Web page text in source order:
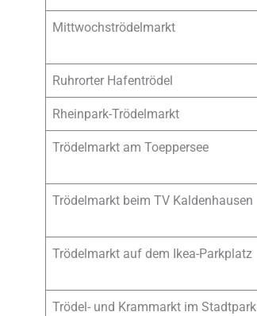
Mittwochströdelmarkt
Ruhrorter Hafentrödel
Rheinpark-Trödelmarkt
Trödelmarkt am Toeppersee
Trödelmarkt beim TV Kaldenhausen
Trödelmarkt auf dem Ikea-Parkplatz
Trödel- und Krammarkt im Stadtpark